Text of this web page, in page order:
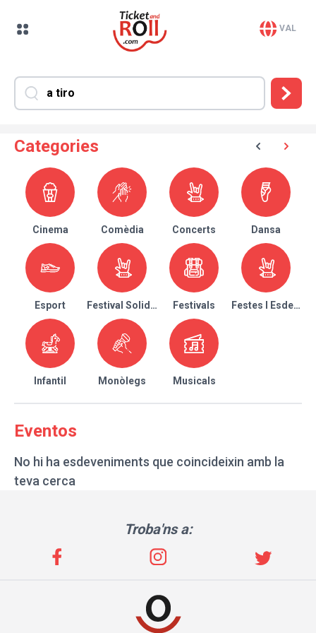
VAL
Categories
Cinema Comèdia Concerts Dansa
Esport Festival Solidari Festivals Festes I
Infantil Monòlegs Musicals
Eventos
No hi ha esdeveniments que coincideixin amb la
teva cerca
Troba'ns a: